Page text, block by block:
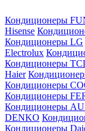
Кондиционеры
Hisense
Кондиционеры LG
Electrolux
Кондиционеры
Haier
Кондиционеры
Кондиционеры
Кондиционеры
DENKO
Кондиционеры